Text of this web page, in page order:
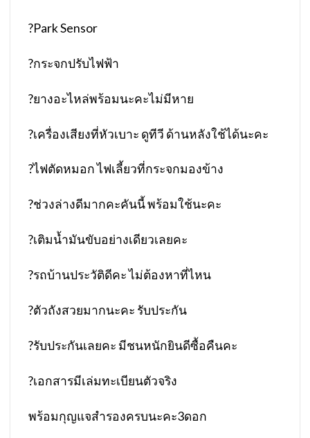
?Park Sensor
?กระจกปรับไฟฟ้า
?ยางอะไหล่พร้อมนะคะไม่มีหาย
?เครื่องเสียงที่หัวเบาะ ดูทีวี ด้านหลังใช้ได้นะคะ
?ไฟตัดหมอก ไฟเลี้ยวที่กระจกมองข้าง
?ช่วงล่างดีมากคะคันนี้ พร้อมใช้นะคะ
?เติมน้ำมันขับอย่างเดียวเลยคะ
?รถบ้านประวัติดีคะ ไม่ต้องหาที่ไหน
?ตัวถังสวยมากนะคะ รับประกัน
?รับประกันเลยคะ มีชนหนักยินดีซื้อคืนคะ
?เอกสารมีเล่มทะเบียนตัวจริง
พร้อมกุญแจสำรองครบนะคะ3ดอก